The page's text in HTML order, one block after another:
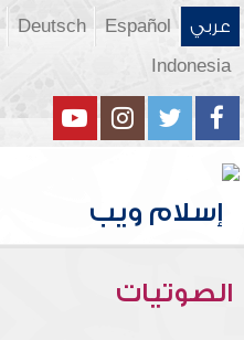
عربي Español
Deutsch
Indonesia
الصوتيات